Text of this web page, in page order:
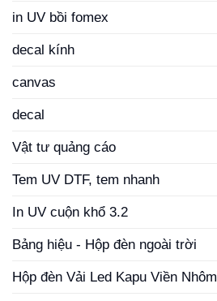
in UV bồi fomex
decal kính
canvas
decal
Vật tư quảng cáo
Tem UV DTF, tem nhanh
In UV cuộn khổ 3.2
Bảng hiệu - Hộp đèn ngoài trời
Hộp đèn Vải Led Kapu Viền Nhôm